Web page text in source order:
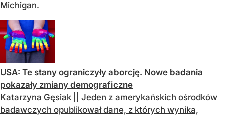
Michigan.
USA: Te stany ograniczyły aborcję. Nowe badania
pokazały zmiany demograficzne
Katarzyna Gęsiak || Jeden z amerykańskich ośrodków
badawczych opublikował dane, z których wynika,